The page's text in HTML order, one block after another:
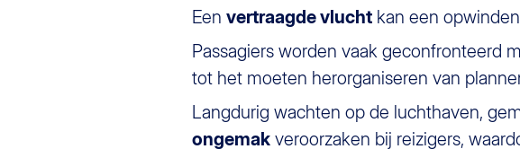
Een vertraagde vlucht kan een
Passagiers worden vaak geconfronteerd
tot het moeten herorganiseren van
Langdurig wachten op de luchthaven,
ongemak veroorzaken bij reizigers,